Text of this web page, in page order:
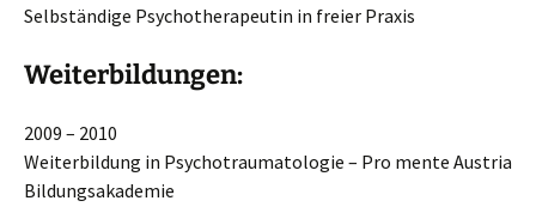
Selbständige Psychotherapeutin in freier Praxis
Weiterbildungen:
2009 – 2010
Weiterbildung in Psychotraumatologie – Pro mente Austria
Bildungsakademie